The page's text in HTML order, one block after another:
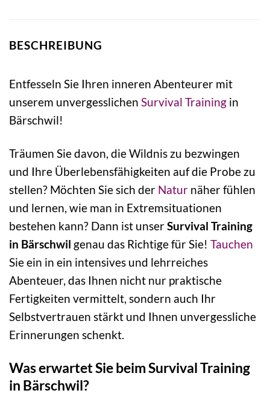
BESCHREIBUNG
Entfesseln Sie Ihren inneren Abenteurer mit
unserem unvergesslichen Survival Training in
Bärschwil!
Träumen Sie davon, die Wildnis zu bezwingen
und Ihre Überlebensfähigkeiten auf die Probe zu
stellen? Möchten Sie sich der Natur näher fühlen
und lernen, wie man in Extremsituationen
bestehen kann? Dann ist unserSurvival Training
in Bärschwil genau das Richtige für Sie! Tauchen
Sie ein in ein intensives und lehrreiches
Abenteuer, das Ihnen nicht nur praktische
Fertigkeiten vermittelt, sondern auch Ihr
Selbstvertrauen stärkt und Ihnen unvergessliche
Erinnerungen schenkt.
Was erwartet Sie beim Survival Training
in Bärschwil?